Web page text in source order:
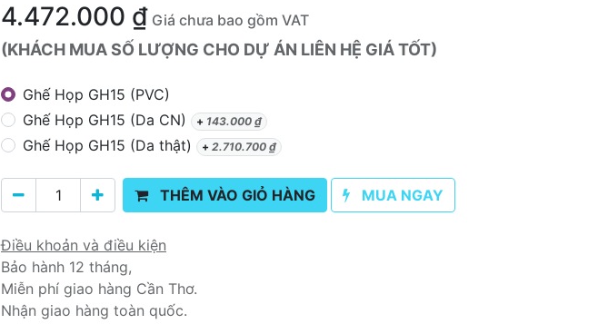
4.472.000 ₫ Giá chưa bao gồm VAT
(KHÁCH MUA SỐ LƯỢNG CHO DỰ ÁN LIÊN HỆ GIÁ TỐT)
Ghế Họp GH15 (PVC)
Ghế Họp GH15 (Da CN)
+ 143.000₫
Ghế Họp GH15 (Da thật) + 2.710.700₫
THÊM VÀO GIỎ HÀNG MUA NGAY
Điều khoản và điều kiện
Bảo hành 12 tháng,
Miễn phí giao hàng Cần Thơ.
Nhận giao hàng toàn quốc.